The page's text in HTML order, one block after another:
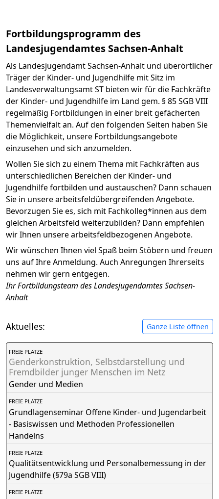
Fortbildungsprogramm des
Landesjugendamtes Sachsen-Anhalt
Als Landesjugendamt Sachsen-Anhalt und überörtlicher
Träger der Kinder- und Jugendhilfe mit Sitz im
Landesverwaltungsamt ST bieten wir für die Fachkräfte
der Kinder- und Jugendhilfe im Land gem. § 85 SGB VIII
regelmäßig Fortbildungen in einer breit gefächerten
Themenvielfalt an. Auf den folgenden Seiten haben Sie
die Möglichkeit, unsere Fortbildungsangebote
einzusehen und sich anzumelden.
Wollen Sie sich zu einem Thema mit Fachkräften aus
unterschiedlichen Bereichen der Kinder- und
Jugendhilfe fortbilden und austauschen? Dann schauen
Sie in unsere arbeitsfeldübergreifenden Angebote.
Bevorzugen Sie es, sich mit Fachkolleg*innen aus dem
gleichen Arbeitsfeld weiterzubilden? Dann empfehlen
wir Ihnen unsere arbeitsfeldbezogenen Angebote.
Wir wünschen Ihnen viel Spaß beim Stöbern und freuen
uns auf Ihre Anmeldung. Auch Anregungen Ihrerseits
nehmen wir gern entgegen.
Ihr Fortbildungsteam des Landesjugendamtes Sachsen-
Anhalt
Aktuelles: Ganze Liste öffnen
FREIE PLÄTZE
Genderkonstruktion, Selbstdarstellung und
Fremdbilder junger Menschen im Netz
Gender und Medien
FREIE PLÄTZE
Grundlagenseminar Offene Kinder- und Jugendarbeit
- Basiswissen und Methoden Professionellen
Handelns
FREIE PLÄTZE
Qualitätsentwicklung und Personalbemessung in der
Jugendhilfe (§79a SGB VIII)
FREIE PLÄTZE